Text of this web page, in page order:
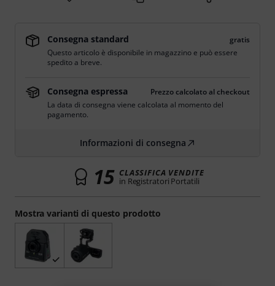
Mostra varianti di questo prodotto
Consegna standard
gratis
Questo articolo è disponibile in magazzino e può essere
spedito a breve.
Consegna espressa
Prezzo calcolato al checkout
La data di consegna viene calcolata al momento del
pagamento.
Informazioni di consegna
15 CLASSIFICA VENDITE
in Registratori Portatili